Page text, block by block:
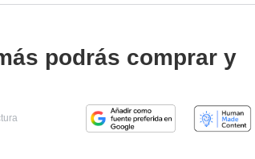
podrás comprar y